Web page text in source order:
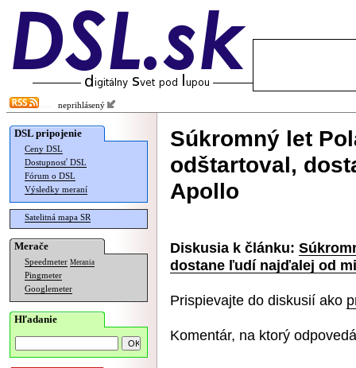
neprihlásený
DSL pripojenie
Ceny DSL
Dostupnosť DSL
Fórum o DSL
Výsledky meraní
Satelitná mapa SR
Merače
Speedmeter Merania
Pingmeter
Googlemeter
Hľadanie
Súkromný let
odštartoval,
Apollo
Diskusia k článku:
dostane ľudí najďalej od
Prispievajte do diskusií ako
Komentár, na ktorý